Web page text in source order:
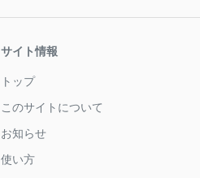
サイト情報
トップ
このサイトについて
お知らせ
使い方